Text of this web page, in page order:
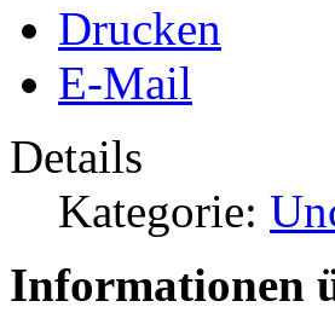
Drucken
E-Mail
Details
Kategorie:
Informationen